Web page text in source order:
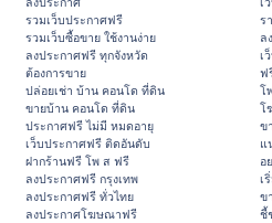
รวมเว็บประกาศฟรี
รวมเว็บซื้อขาย ใช้งานง่าย
ลงประกาศฟรี ทุกจังหวัด
ต้องการขาย
ปล่อยเช่า บ้าน คอนโด ที่ดิน
ขายบ้าน คอนโด ที่ดิน
ประกาศฟรี ไม่มี หมดอายุ
เว็บประกาศฟรี ติดอันดับ
ฝากร้านฟรี โพ ส ฟรี
ลงประกาศฟรี กรุงเทพ
ลงประกาศฟรี ทั่วไทย
ลงประกาศโฆษณาฟรี
ร
ล
เ
ฟ
โ
โ
ข
แ
อ
เ
ข
ชี้